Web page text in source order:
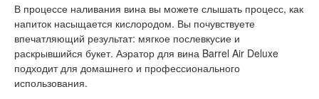
В процессе наливания вина вы можете слышать процесс, как
напиток насыщается кислородом. Вы почувствуете
впечатляющий результат: мягкое послевкусие и
раскрывшийся букет. Аэратор для вина Barrel Air Deluxe
подходит для домашнего и профессионального
использования.